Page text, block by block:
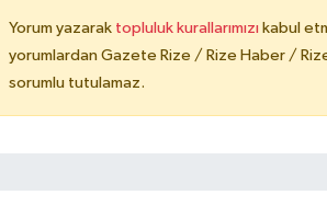
Yorum yazarak topluluk kurallarımızı kabul
yorumlardan Gazete Rize / Rize Haber /
sorumlu tutulamaz.